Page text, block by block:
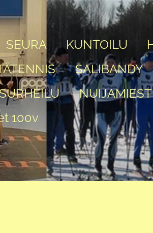
SEURA KUNTOILU
SALIBANDY
100v